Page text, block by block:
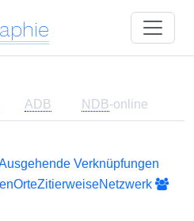
ADB NDB-online
Verknüpfungen
OrteZitierweiseNetzwerk